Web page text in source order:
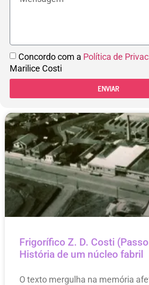
Concordo com a Política de
Marilice Costi
ENVIAR
Frigorífico Z. D. Costi
História de um núcleo fabril
O texto mergulha na memória